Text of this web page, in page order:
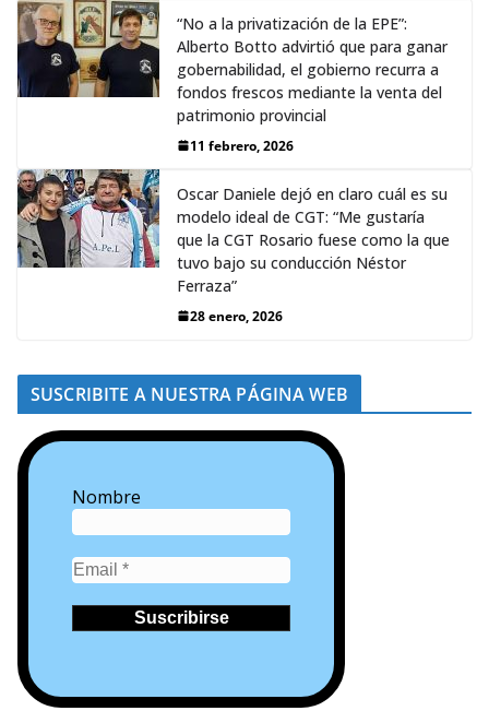
“No a la privatización de la EPE”:
Alberto Botto advirtió que para ganar
gobernabilidad, el gobierno recurra a
fondos frescos mediante la venta del
patrimonio provincial
11 febrero, 2026
Oscar Daniele dejó en claro cuál es su
modelo ideal de CGT: “Me gustaría
que la CGT Rosario fuese como la que
tuvo bajo su conducción Néstor
Ferraza”
28 enero, 2026
SUSCRIBITE A NUESTRA PÁGINA WEB
Nombre